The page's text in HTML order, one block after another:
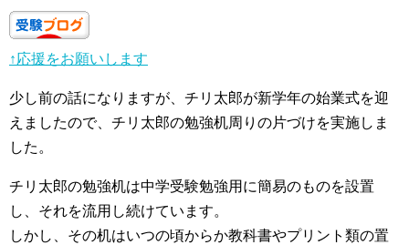
↑応援をお願いします
少し前の話になりますが、チリ太郎が新学年の始業式を迎
えましたので、チリ太郎の勉強机周りの片づけを実施しま
した。
チリ太郎の勉強机は中学受験勉強用に簡易のものを設置
し、それを流用し続けています。
しかし、その机はいつの頃からか教科書やプリント類の置